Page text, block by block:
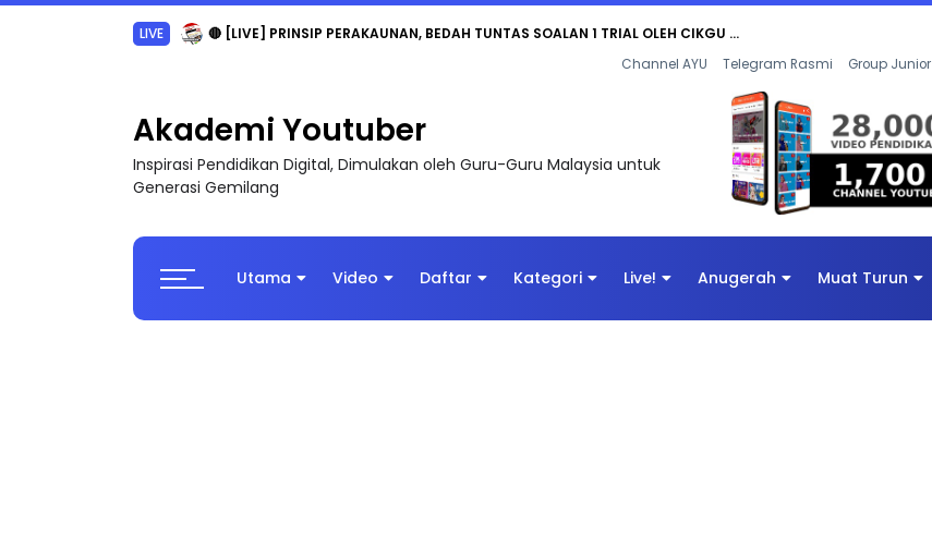
LIVE 🔴 [LIVE] PRINSIP PERAKAUNAN, BEDAH TUNTAS SOALAN 1 TRIAL OLEH CIKGU ...
Channel AYU Telegram Rasmi Group Junior
Akademi Youtuber
Inspirasi Pendidikan Digital, Dimulakan oleh Guru-Guru Malaysia untuk
Generasi Gemilang
Utama Video Daftar Kategori Live! Anugerah Muat Turun